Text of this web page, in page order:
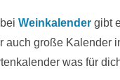
Weinkalender gibt
auch große Kalender
was für